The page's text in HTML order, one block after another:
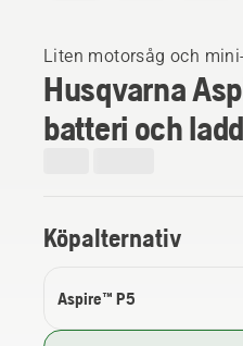
Liten motorsåg och
Husqvarna
batteri och
Köpalternativ
Aspire™ P5